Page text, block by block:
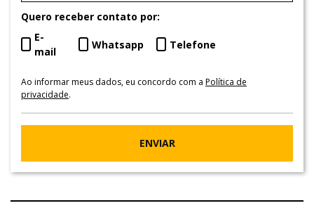
Quero receber contato por:
E-
mail
Whatsapp Telefone
Ao informar meus dados, eu concordo com a Política de
privacidade.
ENVIAR